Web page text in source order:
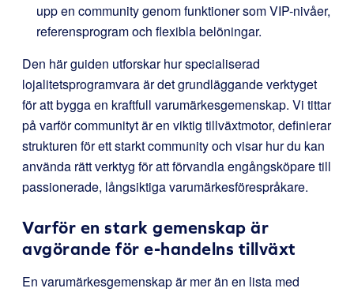
upp en community genom funktioner som VIP-nivåer,
referensprogram och flexibla belöningar.
Den här guiden utforskar hur specialiserad
lojalitetsprogramvara är det grundläggande verktyget
för att bygga en kraftfull varumärkesgemenskap. Vi tittar
på varför communityt är en viktig tillväxtmotor, definierar
strukturen för ett starkt community och visar hur du kan
använda rätt verktyg för att förvandla engångsköpare till
passionerade, långsiktiga varumärkesförespråkare.
Varför en stark gemenskap är
avgörande för e-handelns tillväxt
En varumärkesgemenskap är mer än en lista med